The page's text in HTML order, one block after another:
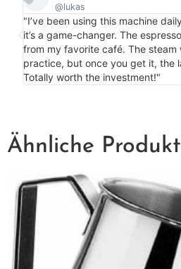
@lukas
"I’ve been using this machine
it’s a game-changer. The
from my favorite café. The steam
practice, but once you get it, the
Totally worth the investment!"
Ähnliche